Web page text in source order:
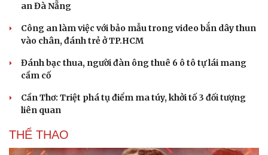
an Đà Nẵng
Công an làm việc với bảo mẫu trong video bắn dây thun
vào chân, đánh trẻ ở TP.HCM
Đánh bạc thua, người đàn ông thuê 6 ô tô tự lái mang
cầm cố
Cần Thơ: Triệt phá tụ điểm ma túy, khởi tố 3 đối tượng
liên quan
THỂ THAO